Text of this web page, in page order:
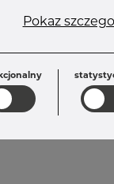
OD1: 88.90 mm
Pokaz